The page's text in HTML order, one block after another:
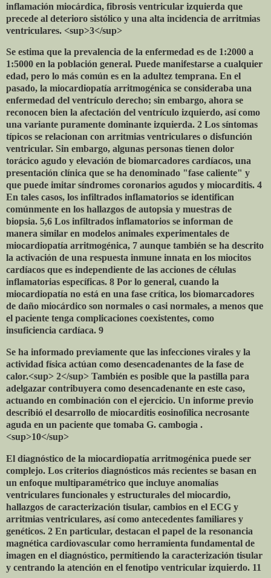
inflamación miocárdica, fibrosis ventricular izquierda que
precede al deterioro sistólico y una alta incidencia de arritmias
ventriculares. <sup>3</sup>
Se estima que la prevalencia de la enfermedad es de 1:2000 a
1:5000 en la población general. Puede manifestarse a cualquier
edad, pero lo más común es en la adultez temprana. En el
pasado, la miocardiopatía arritmogénica se consideraba una
enfermedad del ventrículo derecho; sin embargo, ahora se
reconocen bien la afectación del ventrículo izquierdo, así como
una variante puramente dominante izquierda. 2 Los síntomas
típicos se relacionan con arritmias ventriculares o disfunción
ventricular. Sin embargo, algunas personas tienen dolor
torácico agudo y elevación de biomarcadores cardíacos, una
presentación clínica que se ha denominado "fase caliente" y
que puede imitar síndromes coronarios agudos y miocarditis. 4
En tales casos, los infiltrados inflamatorios se identifican
comúnmente en los hallazgos de autopsia y muestras de
biopsia. 5,6 Los infiltrados inflamatorios se informan de
manera similar en modelos animales experimentales de
miocardiopatía arritmogénica, 7 aunque también se ha descrito
la activación de una respuesta inmune innata en los miocitos
cardíacos que es independiente de las acciones de células
inflamatorias específicas. 8 Por lo general, cuando la
miocardiopatía no está en una fase crítica, los biomarcadores
de daño miocárdico son normales o casi normales, a menos que
el paciente tenga complicaciones coexistentes, como
insuficiencia cardíaca. 9
Se ha informado previamente que las infecciones virales y la
actividad física actúan como desencadenantes de la fase de
calor.<sup> 2</sup> También es posible que la pastilla para
adelgazar contribuyera como desencadenante en este caso,
actuando en combinación con el ejercicio. Un informe previo
describió el desarrollo de miocarditis eosinofílica necrosante
aguda en un paciente que tomaba G. cambogia .
<sup>10</sup>
El diagnóstico de la miocardiopatía arritmogénica puede ser
complejo. Los criterios diagnósticos más recientes se basan en
un enfoque multiparamétrico que incluye anomalías
ventriculares funcionales y estructurales del miocardio,
hallazgos de caracterización tisular, cambios en el ECG y
arritmias ventriculares, así como antecedentes familiares y
genéticos. 2 En particular, destacan el papel de la resonancia
magnética cardiovascular como herramienta fundamental de
imagen en el diagnóstico, permitiendo la caracterización tisular
y centrando la atención en el fenotipo ventricular izquierdo. 11